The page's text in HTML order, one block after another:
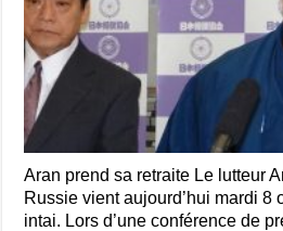
Aran prend sa retraite Le lutteur
Russie vient aujourd’hui mardi 8
intai. Lors d’une conférence de